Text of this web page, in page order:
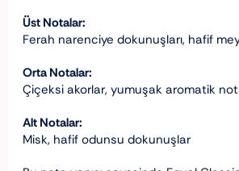
Üst Notalar:
Ferah narenciye dokunuşları, hafif
Orta Notalar:
Çiçeksi akorlar, yumuşak aromatik
Alt Notalar:
Misk, hafif odunsu dokunuşlar